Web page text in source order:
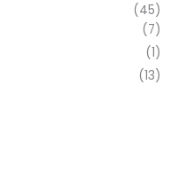
(45)
(7)
(1)
(13)